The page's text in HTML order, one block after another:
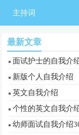
主持词
最新文章
面试护士的自我介
新版个人自我介绍
英文自我介绍
个性的英文自我介
幼师面试自我介绍